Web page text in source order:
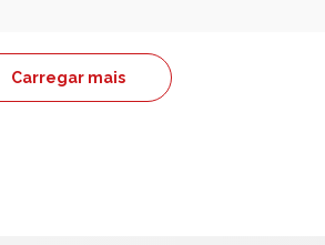
Carregar mais